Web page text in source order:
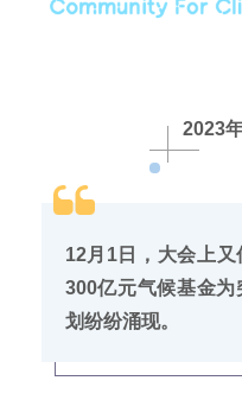
2023
12月1日，大会上
300亿元气候基金
划纷纷涌现。